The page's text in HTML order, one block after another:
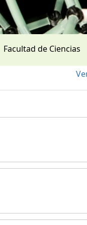
Facultad de Ciencias